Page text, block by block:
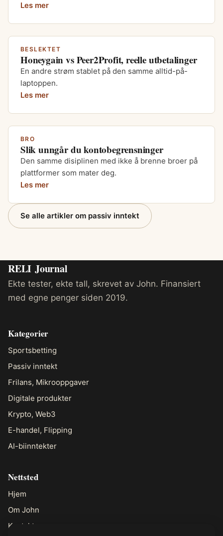
Les mer
BESLEKTET
Honeygain vs Peer2Profit, reelle utbetalinger
En andre strøm stablet på den samme alltid-på-
laptoppen.
Les mer
BRO
Slik unngår du kontobegrensninger
Den samme disiplinen med ikke å brenne broer på
plattformer som mater deg.
Les mer
Se alle artikler om passiv inntekt
RELI Journal
Ekte tester, ekte tall, skrevet av John. Finansiert
med egne penger siden 2019.
Kategorier
Sportsbetting
Passiv inntekt
Frilans, Mikrooppgaver
Digitale produkter
Krypto, Web3
E-handel, Flipping
AI-biinntekter
Nettsted
Hjem
Om John
Kontakt